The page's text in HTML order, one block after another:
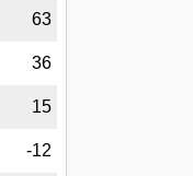
63
36
15
-12